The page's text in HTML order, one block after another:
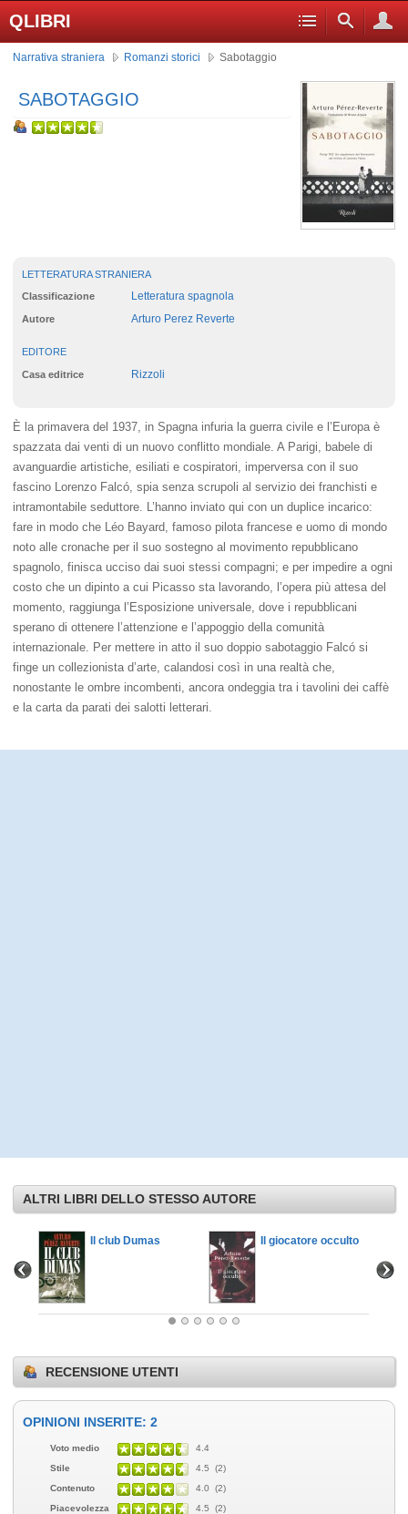
QLIBRI
Narrativa straniera Romanzi storici Sabotaggio
SABOTAGGIO
LETTERATURA STRANIERA
Classificazione Letteratura spagnola
Autore Arturo Perez Reverte
EDITORE
Casa editrice Rizzoli
È la primavera del 1937, in Spagna infuria la guerra civile e l’Europa è
spazzata dai venti di un nuovo conflitto mondiale. A Parigi, babele di
avanguardie artistiche, esiliati e cospiratori, imperversa con il suo
fascino Lorenzo Falcó, spia senza scrupoli al servizio dei franchisti e
intramontabile seduttore. L’hanno inviato qui con un duplice incarico:
fare in modo che Léo Bayard, famoso pilota francese e uomo di mondo
noto alle cronache per il suo sostegno al movimento repubblicano
spagnolo, finisca ucciso dai suoi stessi compagni; e per impedire a ogni
costo che un dipinto a cui Picasso sta lavorando, l’opera più attesa del
momento, raggiunga l’Esposizione universale, dove i repubblicani
sperano di ottenere l’attenzione e l’appoggio della comunità
internazionale. Per mettere in atto il suo doppio sabotaggio Falcó si
finge un collezionista d’arte, calandosi così in una realtà che,
nonostante le ombre incombenti, ancora ondeggia tra i tavolini dei caffè
e la carta da parati dei salotti letterari.
ALTRI LIBRI DELLO STESSO AUTORE
Il club Dumas Il giocatore occulto
RECENSIONE UTENTI
OPINIONI INSERITE: 2
Voto medio
4.4
Stile
4.5 (2)
Contenuto
4.0 (2)
Piacevolezza
4.5 (2)